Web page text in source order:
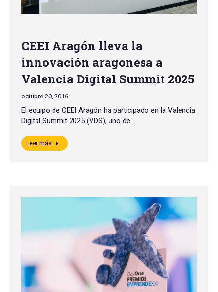
CEEI Aragón lleva la
innovación aragonesa a
Valencia Digital Summit 2025
octubre 20, 2016
El equipo de CEEI Aragón ha participado en la Valencia
Digital Summit 2025 (VDS), uno de…
Leer más